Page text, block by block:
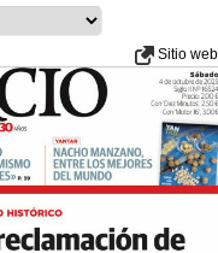
Sitio web